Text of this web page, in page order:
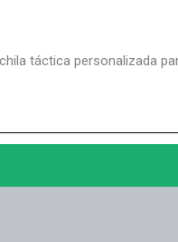
táctica personalizada